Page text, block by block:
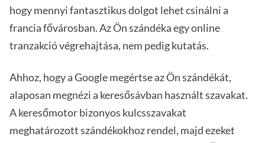
hogy mennyi fantasztikus dolgot lehet csinálni a
francia fővárosban. Az Ön szándéka egy online
tranzakció végrehajtása, nem pedig kutatás.
Ahhoz, hogy a Google megértse az Ön szándékát,
alaposan megnézi a keresősávban használt szavakat.
A keresőmotor bizonyos kulcsszavakat
meghatározott szándékokhoz rendel, majd ezeket